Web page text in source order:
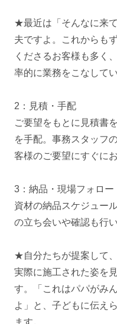
★最近は「そんなに来
夫ですよ。これからも
くださるお客様も多く
率的に業務をこなしてい
2：見積・手配
ご要望をもとに見積書
を手配。事務スタッフ
客様のご要望にすぐに
3：納品・現場フォロー
資材の納品スケジュー
の立ち会いや確認も行い
★自分たちが提案して
実際に施工された姿を
す。「これはパパがみ
よ」と、子どもに伝え
ます。